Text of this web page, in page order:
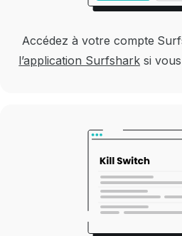
Accédez à votre compte
l’application Surfshark si